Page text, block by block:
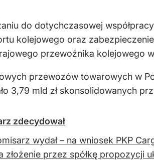
do dotychczasowej
kolejowego oraz
przewoźnika kolejowego
przewozów towarowych w
3,79 mld zł skonsolidowanych
zdecydował
wydał – na wniosek PKP
złożenie przez spółkę propozycji